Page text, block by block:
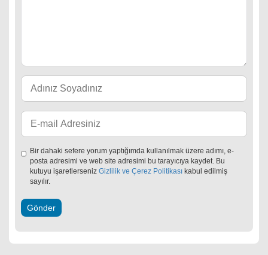
Bir dahaki sefere yorum yaptığımda kullanılmak üzere adımı, e-
posta adresimi ve web site adresimi bu tarayıcıya kaydet. Bu
kutuyu işaretlersenizGizlilik ve Çerez Politikası kabul edilmiş
sayılır.